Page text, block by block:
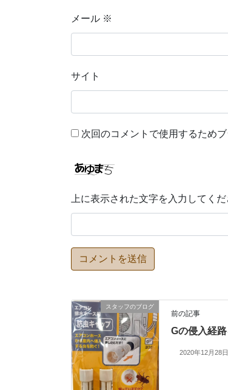
メール ※
サイト
次回のコメントで使用するため
上に表示された文字を入力してくだ
スタッフのブログ
前の記事
Gの侵入経
2020年12月28日